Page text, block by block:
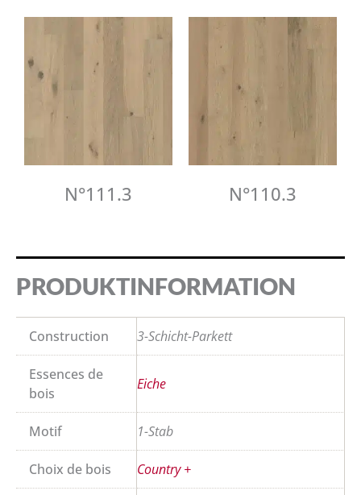
N°111.3 N°110.3
PRODUKTINFORMATION
Construction 3-Schicht-Parkett
Essences de
bois
Eiche
Motif 1-Stab
Choix de bois Country +